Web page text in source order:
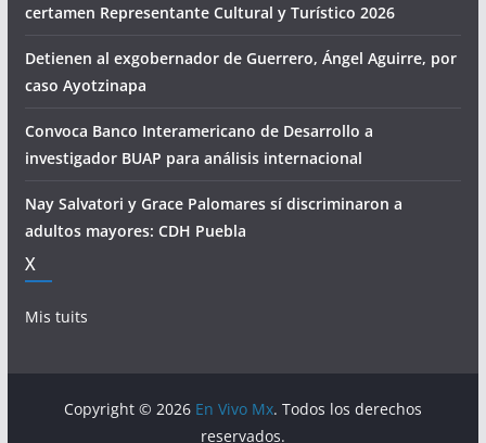
certamen Representante Cultural y Turístico 2026
Detienen al exgobernador de Guerrero, Ángel Aguirre, por
caso Ayotzinapa
Convoca Banco Interamericano de Desarrollo a
investigador BUAP para análisis internacional
Nay Salvatori y Grace Palomares sí discriminaron a
adultos mayores: CDH Puebla
X
Mis tuits
Copyright © 2026 En Vivo Mx. Todos los derechos
reservados.